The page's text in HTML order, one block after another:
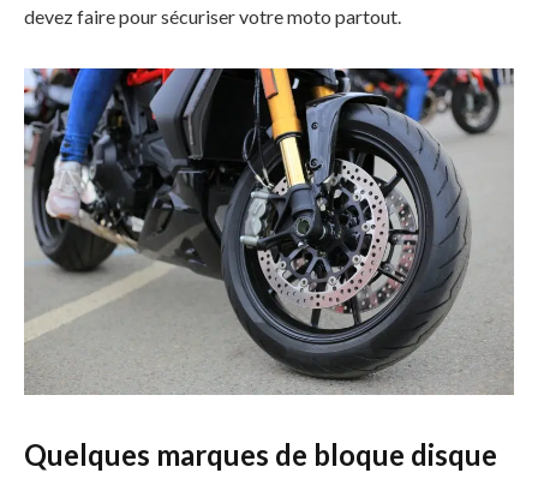
devez faire pour sécuriser votre moto partout.
Quelques marques de bloque disque